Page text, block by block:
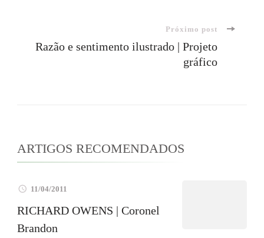
Próximo post
Razão e sentimento ilustrado | Projeto
gráfico
ARTIGOS RECOMENDADOS
11/04/2011
RICHARD OWENS | Coronel
Brandon